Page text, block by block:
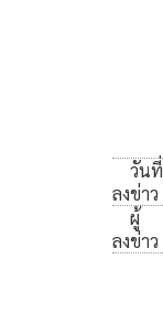
วันที่
ลงข่าว
ผู้
ลงข่าว